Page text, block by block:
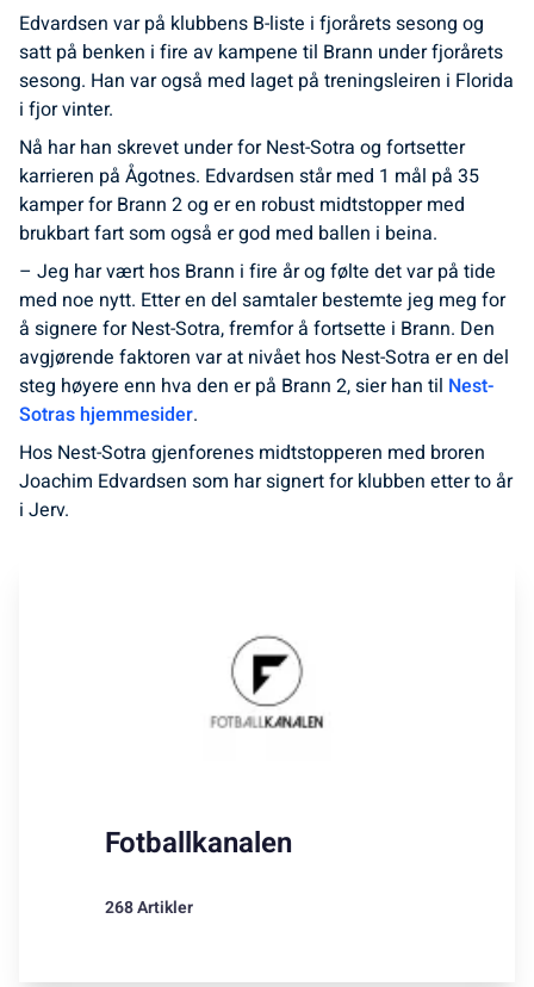
Edvardsen var på klubbens B-liste i fjorårets sesong og
satt på benken i fire av kampene til Brann under fjorårets
sesong. Han var også med laget på treningsleiren i Florida
i fjor vinter.
Nå har han skrevet under for Nest-Sotra og fortsetter
karrieren på Ågotnes. Edvardsen står med 1 mål på 35
kamper for Brann 2 og er en robust midtstopper med
brukbart fart som også er god med ballen i beina.
– Jeg har vært hos Brann i fire år og følte det var på tide
med noe nytt. Etter en del samtaler bestemte jeg meg for
å signere for Nest-Sotra, fremfor å fortsette i Brann. Den
avgjørende faktoren var at nivået hos Nest-Sotra er en del
steg høyere enn hva den er på Brann 2, sier han til Nest-
Sotras hjemmesider.
Hos Nest-Sotra gjenforenes midtstopperen med broren
Joachim Edvardsen som har signert for klubben etter to år
i Jerv.
Fotballkanalen
268 Artikler